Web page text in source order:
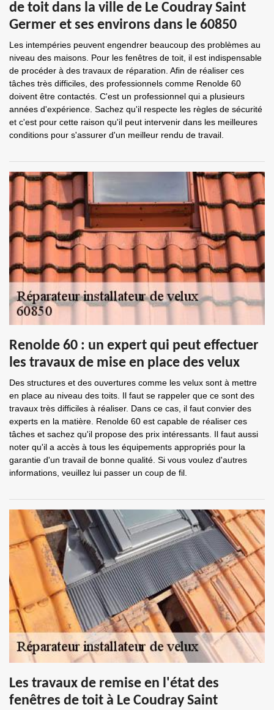
de toit dans la ville de Le Coudray Saint
Germer et ses environs dans le 60850
Les intempéries peuvent engendrer beaucoup des problèmes au
niveau des maisons. Pour les fenêtres de toit, il est indispensable
de procéder à des travaux de réparation. Afin de réaliser ces
tâches très difficiles, des professionnels comme Renolde 60
doivent être contactés. C'est un professionnel qui a plusieurs
années d'expérience. Sachez qu'il respecte les règles de sécurité
et c'est pour cette raison qu'il peut intervenir dans les meilleures
conditions pour s'assurer d'un meilleur rendu de travail.
Renolde 60 : un expert qui peut effectuer
les travaux de mise en place des velux
Des structures et des ouvertures comme les velux sont à mettre
en place au niveau des toits. Il faut se rappeler que ce sont des
travaux très difficiles à réaliser. Dans ce cas, il faut convier des
experts en la matière. Renolde 60 est capable de réaliser ces
tâches et sachez qu'il propose des prix intéressants. Il faut aussi
noter qu'il a accès à tous les équipements appropriés pour la
garantie d'un travail de bonne qualité. Si vous voulez d'autres
informations, veuillez lui passer un coup de fil.
Les travaux de remise en l'état des
fenêtres de toit à Le Coudray Saint